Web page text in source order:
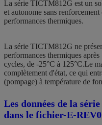
La série TICTM812G est un
et autonome sans
performances thermiques.
La série TICTM812G ne
performances thermiques
cycles, de -25°C à 125°C.Le
complètement d'état, ce qui
(pompage) à température de
Les données de la
dans le fichier-E-